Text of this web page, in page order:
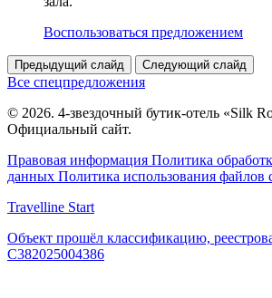
Воспользоваться предложением
Предыдущий слайд Следующий слайд
Все спецпредложения
© 2026. 4-звездочный бутик-отель «Silk
Официальный сайт.
Правовая информация Политика
данных Политика использования файлов
Travelline Start
Объект прошёл классификацию,
С382025004386